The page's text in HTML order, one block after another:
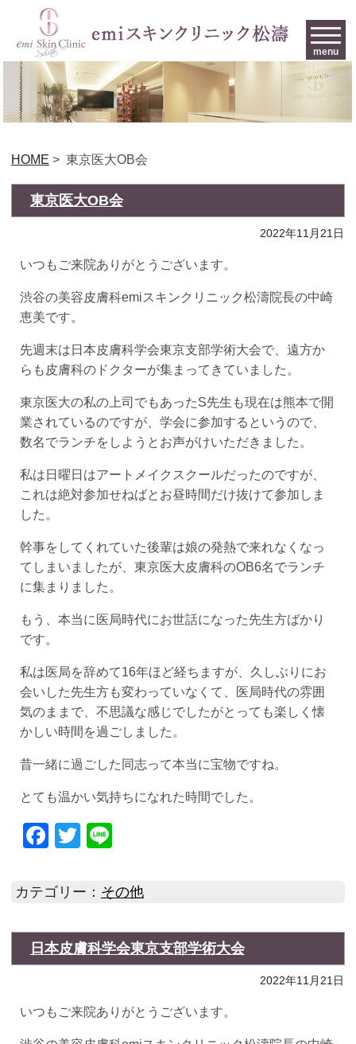
menu
HOME > 東京医大OB会
東京医大OB会
2022年11月21日
いつもご来院ありがとうございます。
渋谷の美容皮膚科emiスキンクリニック松濤院長の中崎
恵美です。
先週末は日本皮膚科学会東京支部学術大会で、遠方か
らも皮膚科のドクターが集まってきていました。
東京医大の私の上司でもあったS先生も現在は熊本で開
業されているのですが、学会に参加するというので、
数名でランチをしようとお声がけいただきました。
私は日曜日はアートメイクスクールだったのですが、
これは絶対参加せねばとお昼時間だけ抜けて参加しま
した。
幹事をしてくれていた後輩は娘の発熱で来れなくなっ
てしまいましたが、東京医大皮膚科のOB6名でランチ
に集まりました。
もう、本当に医局時代にお世話になった先生方ばかり
です。
私は医局を辞めて16年ほど経ちますが、久しぶりにお
会いした先生方も変わっていなくて、医局時代の雰囲
気のままで、不思議な感じでしたがとっても楽しく懐
かしい時間を過ごしました。
昔一緒に過ごした同志って本当に宝物ですね。
とても温かい気持ちになれた時間でした。
Facebook
Twitter
Line
カテゴリー： その他
日本皮膚科学会東京支部学術大会
2022年11月21日
いつもご来院ありがとうございます。